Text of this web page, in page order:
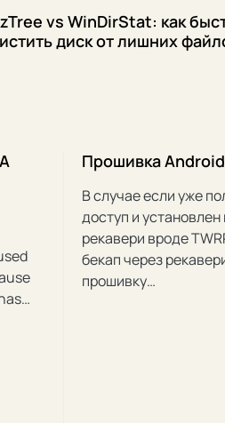
vs WinDirStat: как
диск от лишних
Прошивка Android
В случае если уже
доступ и
рекавери вроде
бекап через
прошивку…